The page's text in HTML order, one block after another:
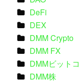
DeFi
DEX
DMM Crypto
DMM FX
DMMビット
DMM株